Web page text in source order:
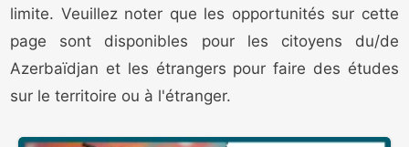
limite. Veuillez noter que les opportunités sur cette
page sont disponibles pour les citoyens du/de
Azerbaïdjan et les étrangers pour faire des études
sur le territoire ou à l'étranger.